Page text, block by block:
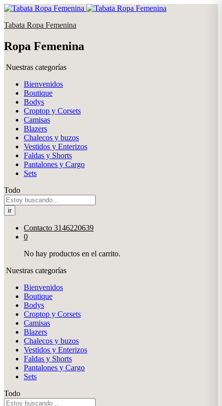
Tabata Ropa Femenina
Ropa Femenina
Nuestras categorías
Bienvenidos
Boutique
Bodys
Croptop y Corsets
Camisas
Blazers
Chalecos y buzos
Vestidos y Enterizos
Faldas y Shorts
Pantalones y Cargo
Sets
Todo
ir
Contacto 3146220639
0
No hay productos en el carrito.
Nuestras categorías
Bienvenidos
Boutique
Bodys
Croptop y Corsets
Camisas
Blazers
Chalecos y buzos
Vestidos y Enterizos
Faldas y Shorts
Pantalones y Cargo
Sets
Todo